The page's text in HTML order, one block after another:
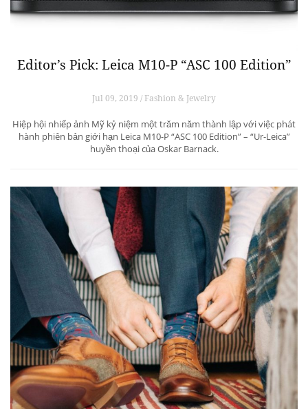
Editor’s Pick: Leica M10-P “ASC 100 Edition”
Jul 09, 2019 / Fashion & Jewelry
Hiệp hội nhiếp ảnh Mỹ kỷ niệm một trăm năm thành lập với việc phát
hành phiên bản giới hạn Leica M10-P “ASC 100 Edition” – “Ur-Leica”
huyền thoại của Oskar Barnack.